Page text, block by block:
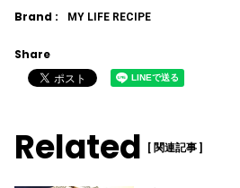
Brand : MY LIFE RECIPE
Share
Related [ 関連記事 ]